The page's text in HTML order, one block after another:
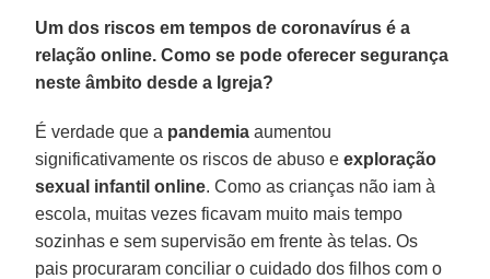
Um dos riscos em tempos de coronavírus é a
relação online. Como se pode oferecer segurança
neste âmbito desde a Igreja?
É verdade que a pandemia aumentou
significativamente os riscos de abuso eexploração
sexual infantil online. Como as crianças não iam à
escola, muitas vezes ficavam muito mais tempo
sozinhas e sem supervisão em frente às telas. Os
pais procuraram conciliar o cuidado dos filhos com o